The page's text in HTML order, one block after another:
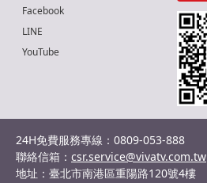
Facebook
LINE
YouTube
24H免費服務專線：0809-053-888
聯絡信箱： csr.service@vivatv.com.tw
地址：臺北市南港區重陽路120號4樓